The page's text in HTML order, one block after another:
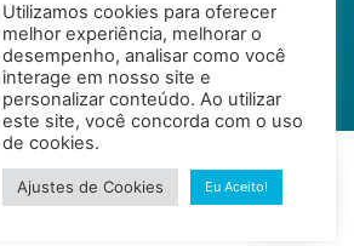
Email
© 2023 DUAL HUMAN.
criado por❤ROCKETLAB DIGITAL.
Utilizamos cookies para oferecer
melhor experiência, melhorar o
desempenho, analisar como você
interage em nosso site e
personalizar conteúdo. Ao utilizar
este site, você concorda com o uso
de cookies.
Ajustes de Cookies Eu Aceito!